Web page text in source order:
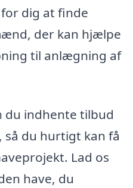
dig at finde
der kan hjælpe
til anlægning af
du indhente tilbud
du hurtigt kan få
Lad os
have, du